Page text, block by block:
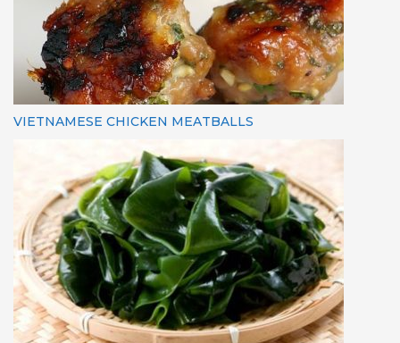
VIETNAMESE CHICKEN MEATBALLS